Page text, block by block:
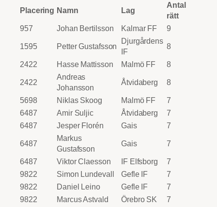
Placering Namn Lag
Antal
rätt
957
Johan Bertilsson Kalmar FF 9
1595 Petter Gustafsson
Djurgårdens
IF
8
2422 Hasse Mattisson Malmö FF 8
2422
Andreas
Johansson
Åtvidaberg 8
5698 Niklas Skoog Malmö FF
7
6487
Amir Suljic Åtvidaberg
7
6487
Jesper Florén Gais 7
6487
Markus
Gustafsson
Gais 7
6487 Viktor Claesson IF Elfsborg
7
9822
Simon Lundevall Gefle IF
7
9822
Daniel Leino Gefle IF
7
9822
Marcus Astvald Örebro SK
7